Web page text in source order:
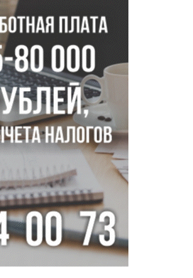
деревни помогли
новые правила сверхурочной